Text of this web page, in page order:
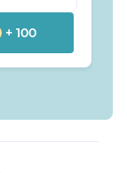
+ 100